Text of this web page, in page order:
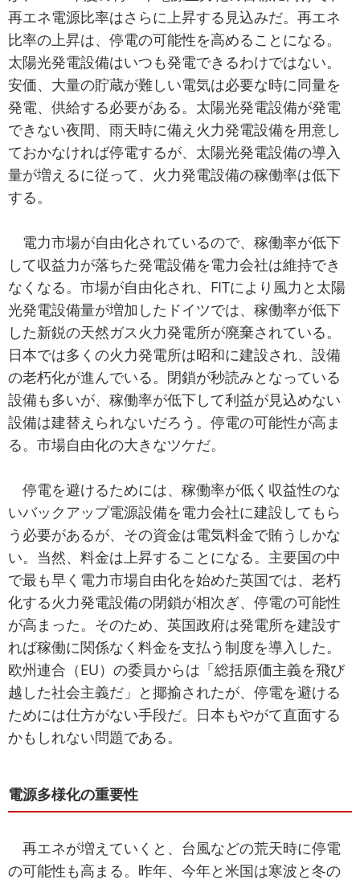
再エネ電源比率はさらに上昇する見込みだ。再エネ
比率の上昇は、停電の可能性を高めることになる。
太陽光発電設備はいつも発電できるわけではない。
安価、大量の貯蔵が難しい電気は必要な時に同量を
発電、供給する必要がある。太陽光発電設備が発電
できない夜間、雨天時に備え火力発電設備を用意し
ておかなければ停電するが、太陽光発電設備の導入
量が増えるに従って、火力発電設備の稼働率は低下
する。
電力市場が自由化されているので、稼働率が低下
して収益力が落ちた発電設備を電力会社は維持でき
なくなる。市場が自由化され、FITにより風力と太陽
光発電設備量が増加したドイツでは、稼働率が低下
した新鋭の天然ガス火力発電所が廃棄されている。
日本では多くの火力発電所は昭和に建設され、設備
の老朽化が進んでいる。閉鎖が秒読みとなっている
設備も多いが、稼働率が低下して利益が見込めない
設備は建替えられないだろう。停電の可能性が高ま
る。市場自由化の大きなツケだ。
停電を避けるためには、稼働率が低く収益性のな
いバックアップ電源設備を電力会社に建設してもら
う必要があるが、その資金は電気料金で賄うしかな
い。当然、料金は上昇することになる。主要国の中
で最も早く電力市場自由化を始めた英国では、老朽
化する火力発電設備の閉鎖が相次ぎ、停電の可能性
が高まった。そのため、英国政府は発電所を建設す
れば稼働に関係なく料金を支払う制度を導入した。
欧州連合（EU）の委員からは「総括原価主義を飛び
越した社会主義だ」と揶揄されたが、停電を避ける
ためには仕方がない手段だ。日本もやがて直面する
かもしれない問題である。
電源多様化の重要性
再エネが増えていくと、台風などの荒天時に停電
の可能性も高まる。昨年、今年と米国は寒波と冬の